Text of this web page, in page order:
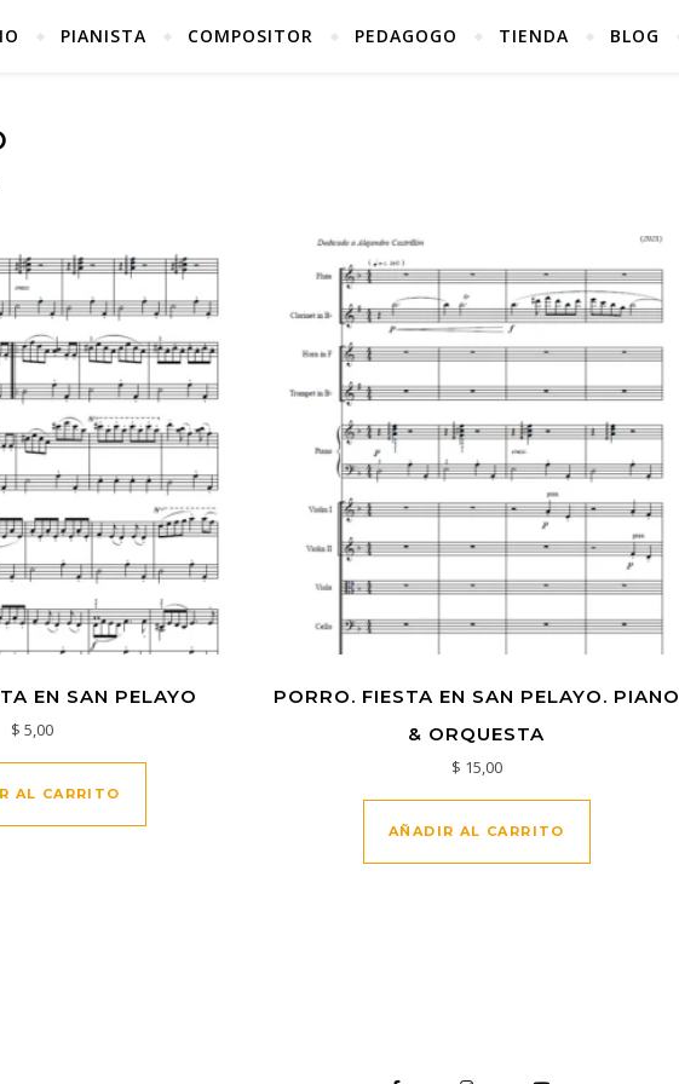
PIANISTA COMPOSITOR PEDAGOGO TIENDA BLOG
EN SAN PELAYO
$ 5,00
AL CARRITO
PORRO. FIESTA EN SAN PELAYO. PIANO
& ORQUESTA
$ 15,00
AÑADIR AL CARRITO